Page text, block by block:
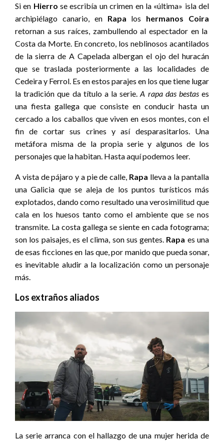
Si en Hierro se escribía un crimen en la «última» isla del
archipiélago canario, en Rapa los hermanos Coira
retornan a sus raíces, zambullendo al espectador en la
Costa da Morte. En concreto, los neblinosos acantilados
de la sierra de A Capelada albergan el ojo del huracán
que se traslada posteriormente a las localidades de
Cedeira y Ferrol. Es en estos parajes en los que tiene lugar
la tradición que da título a la serie.A rapa das bestases
una fiesta gallega que consiste en conducir hasta un
cercado a los caballos que viven en esos montes, con el
fin de cortar sus crines y así desparasitarlos. Una
metáfora misma de la propia serie y algunos de los
personajes que la habitan. Hasta aquí podemos leer.
A vista de pájaro y a pie de calle, Rapa lleva a la pantalla
una Galicia que se aleja de los puntos turísticos más
explotados, dando como resultado una verosimilitud que
cala en los huesos tanto como el ambiente que se nos
transmite. La costa gallega se siente en cada fotograma;
son los paisajes, es el clima, son sus gentes. Rapa es una
de esas ficciones en las que, por manido que pueda sonar,
es inevitable aludir a la localización como un personaje
más.
Los extraños aliados
La serie arranca con el hallazgo de una mujer herida de